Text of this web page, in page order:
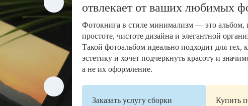
отвлекает от ваших любимых
Фотокнига в стиле минимализм — это альбом,
простоте, чистоте дизайна и элегантной
Такой фотоальбом идеально подходит для тех,
эстетику и хочет подчеркнуть красоту и
а не их оформление.
Заказать услугу сборки
Купить